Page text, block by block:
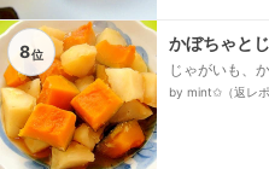
8位
かぼちゃと
じゃがいも、
ゆ、☆みりん
by mint✩（返レポ